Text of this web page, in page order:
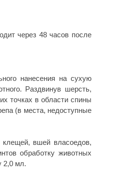
через 48 часов после
нанесения на сухую
Раздвинув шерсть,
точках в области спины
(в места, недоступные
клещей, вшей власоедов,
обработку животных
2,0 мл.